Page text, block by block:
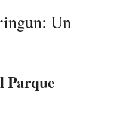
Un
Parque